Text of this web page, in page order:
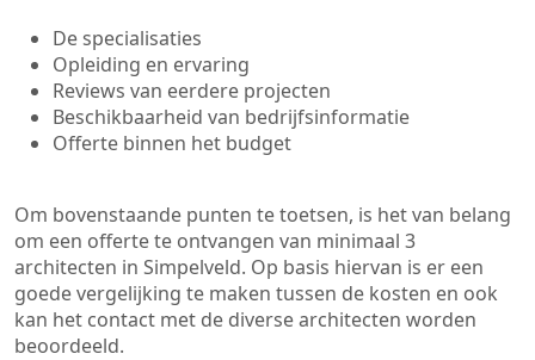
De specialisaties
Opleiding en ervaring
Reviews van eerdere projecten
Beschikbaarheid van bedrijfsinformatie
Offerte binnen het budget
Om bovenstaande punten te toetsen, is het van belang
om een offerte te ontvangen van minimaal 3
architecten in Simpelveld. Op basis hiervan is er een
goede vergelijking te maken tussen de kosten en ook
kan het contact met de diverse architecten worden
beoordeeld.